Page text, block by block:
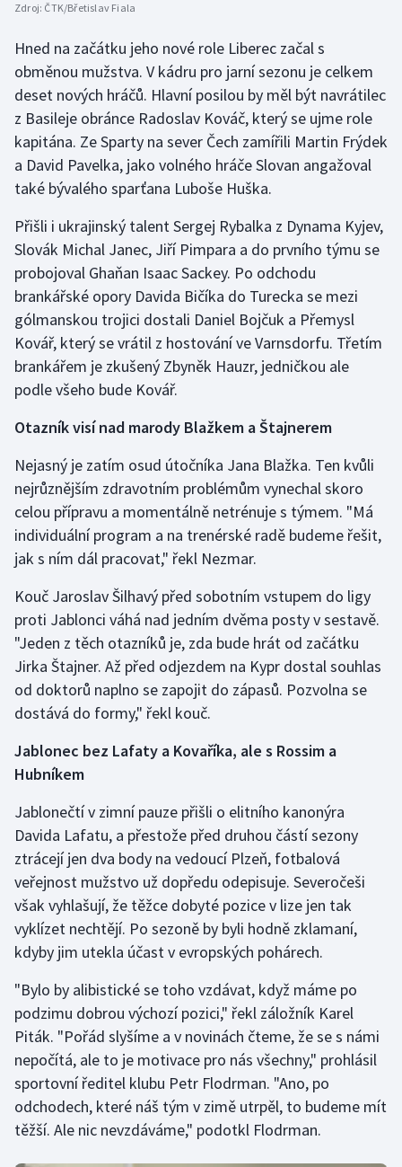
Triatlon
Veslování
Vodní slalom
Volejbal
Ostatní
Zdroj: ČTK/Břetislav Fiala
Hned na začátku jeho nové role Liberec začal s
obměnou mužstva. V kádru pro jarní sezonu je celkem
deset nových hráčů. Hlavní posilou by měl být navrátilec
z Basileje obránce Radoslav Kováč, který se ujme role
kapitána. Ze Sparty na sever Čech zamířili Martin Frýdek
a David Pavelka, jako volného hráče Slovan angažoval
také bývalého sparťana Luboše Huška.
Přišli i ukrajinský talent Sergej Rybalka z Dynama Kyjev,
Slovák Michal Janec, Jiří Pimpara a do prvního týmu se
probojoval Ghaňan Isaac Sackey. Po odchodu
brankářské opory Davida Bičíka do Turecka se mezi
gólmanskou trojici dostali Daniel Bojčuk a Přemysl
Kovář, který se vrátil z hostování ve Varnsdorfu. Třetím
brankářem je zkušený Zbyněk Hauzr, jedničkou ale
podle všeho bude Kovář.
Otazník visí nad marody Blažkem a Štajnerem
Nejasný je zatím osud útočníka Jana Blažka. Ten kvůli
nejrůznějším zdravotním problémům vynechal skoro
celou přípravu a momentálně netrénuje s týmem. "Má
individuální program a na trenérské radě budeme řešit,
jak s ním dál pracovat," řekl Nezmar.
Kouč Jaroslav Šilhavý před sobotním vstupem do ligy
proti Jablonci váhá nad jedním dvěma posty v sestavě.
"Jeden z těch otazníků je, zda bude hrát od začátku
Jirka Štajner. Až před odjezdem na Kypr dostal souhlas
od doktorů naplno se zapojit do zápasů. Pozvolna se
dostává do formy," řekl kouč.
Jablonec bez Lafaty a Kovaříka, ale s Rossim a
Hubníkem
Jablonečtí v zimní pauze přišli o elitního kanonýra
Davida Lafatu, a přestože před druhou částí sezony
ztrácejí jen dva body na vedoucí Plzeň, fotbalová
veřejnost mužstvo už dopředu odepisuje. Severočeši
však vyhlašují, že těžce dobyté pozice v lize jen tak
vyklízet nechtějí. Po sezoně by byli hodně zklamaní,
kdyby jim utekla účast v evropských pohárech.
"Bylo by alibistické se toho vzdávat, když máme po
podzimu dobrou výchozí pozici," řekl záložník Karel
Piták. "Pořád slyšíme a v novinách čteme, že se s námi
nepočítá, ale to je motivace pro nás všechny," prohlásil
sportovní ředitel klubu Petr Flodrman. "Ano, po
odchodech, které náš tým v zimě utrpěl, to budeme mít
těžší. Ale nic nevzdáváme," podotkl Flodrman.